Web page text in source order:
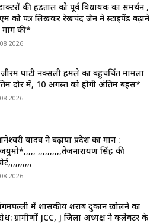
की हड़ताल को पूर्व विधायक का समर्थन ,
को पत्र लिखकर रेखचंद जैन ने स्टाइपेंड बढ़ाने
मांग की*
घाटी नक्सली हमले का बहुचर्चित मामला
दौर में, 10 अगस्त को होगी अंतिम बहस*
यादव ने बढ़ाया प्रदेश का मान :
,,,,,,,,,,तेजनारायण सिंह की
में शासकीय शराब दुकान खोलने का
ग्रामीणों JCC, J जिला अध्यक्ष ने कलेक्टर के